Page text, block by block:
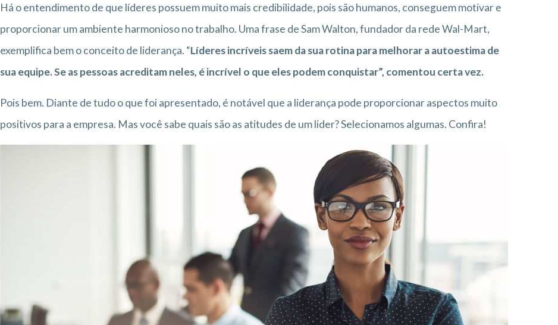
Há o entendimento de que líderes possuem muito mais credibilidade, pois são humanos, conseguem motivar e
proporcionar um ambiente harmonioso no trabalho. Uma frase de Sam Walton, fundador da rede Wal-Mart,
exemplifica bem o conceito de liderança. “Líderes incríveis saem da sua rotina para melhorar a autoestima de
sua equipe. Se as pessoas acreditam neles, é incrível o que eles podem conquistar”, comentou certa vez.
Pois bem. Diante de tudo o que foi apresentado, é notável que a liderança pode proporcionar aspectos muito
positivos para a empresa. Mas você sabe quais são as atitudes de um lider? Selecionamos algumas. Confira!